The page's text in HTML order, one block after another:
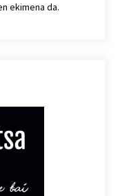
ekimena da.